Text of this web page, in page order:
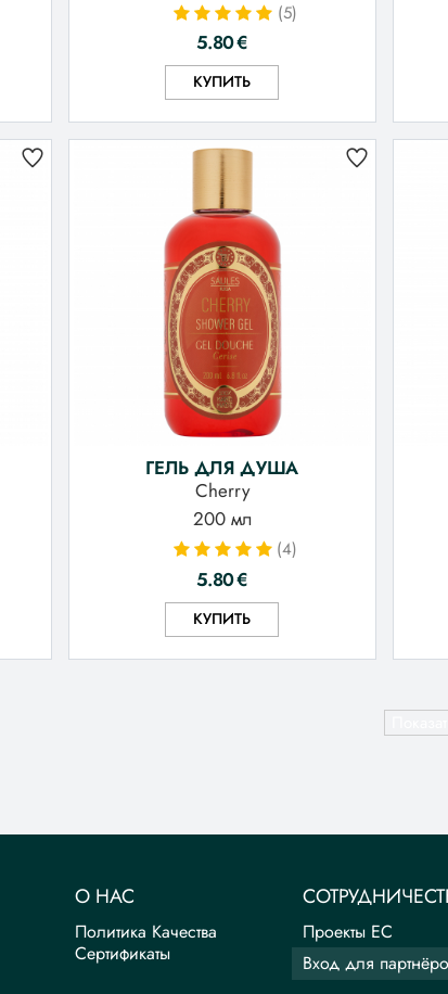
(5)
5.80€
КУПИТЬ
ГЕЛЬ ДЛЯ ДУША
Cherry
200 мл
(4)
5.80€
КУПИТЬ
О НАС
Политика Качества
Сертификаты
Проекты ЕС
Вход для